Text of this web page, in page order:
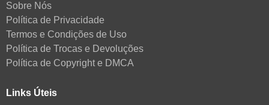
Sobre Nós
Política de Privacidade
Termos e Condições de Uso
Política de Trocas e Devoluções
Política de Copyright e DMCA
Links Úteis